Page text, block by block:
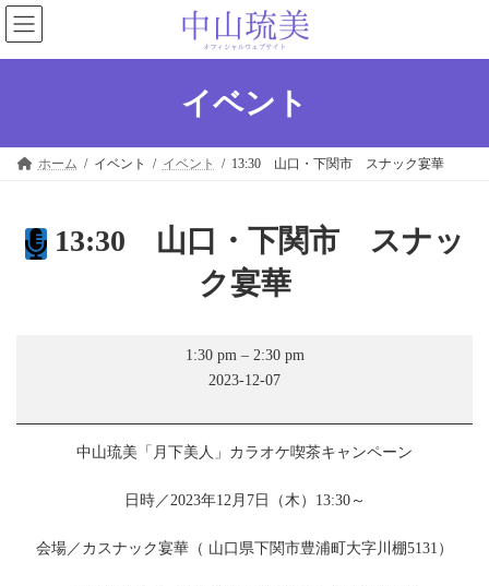
コ
ン
テ
キ
ナ
ビ
ゲ
に
イベント
ホーム イベント イベント 13:30 山口・下関市 スナック宴華
13:30 山口・下関市 スナッ
ク宴華
山
口・
関
ス
ッ
宴
華
1:30 pm – 2:30 pm
2023-12-07
中山琉美「月下美人」カラオケ喫茶キャンペーン
日時／2023年12月7日（木）13:30～
会場／カスナック宴華（ 山口県下関市豊浦町大字川棚5131）